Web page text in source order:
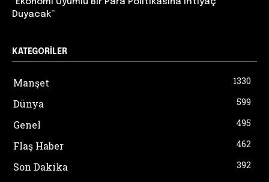
Duyacak”
KATEGORILER
Manşet 1330
Dünya 599
Genel 495
Flaş Haber 462
Son Dakika 392